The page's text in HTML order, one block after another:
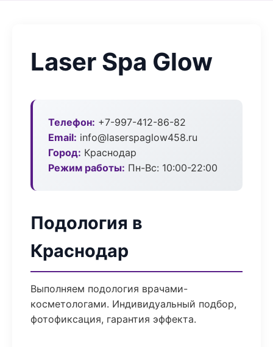
Laser Spa Glow
Телефон: +7-997-412-86-82
Email: info@laserspaglow458.ru
Город: Краснодар
Режим работы: Пн-Вс: 10:00-22:00
Подология в
Краснодар
Выполняем подология врачами-
косметологами. Индивидуальный подбор,
фотофиксация, гарантия эффекта.